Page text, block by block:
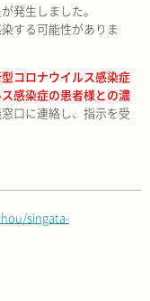
発生しました。
する可能性がありま
コロナウイルス感染症
感染症の患者様との濃
口に連絡し、指示を受
singata-